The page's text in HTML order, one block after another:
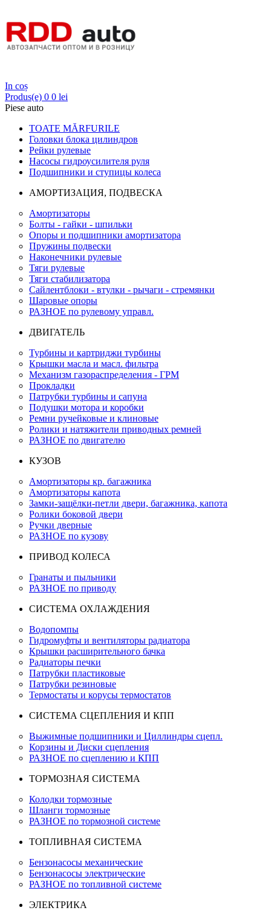
In coș
Produs(e) 0 0 lei
Piese auto
TOATE MĂRFURILE
Головки блока цилиндров
Рейки рулевые
Насосы гидроусилителя руля
Подшипники и ступицы колеса
АМОРТИЗАЦИЯ, ПОДВЕСКА
Амортизаторы
Болты - гайки - шпильки
Опоры и подшипники амортизатора
Пружины подвески
Наконечники рулевые
Тяги рулевые
Тяги стабилизатора
Сайлентблоки - втулки - рычаги - стремянки
Шаровые опоры
РАЗНОЕ по рулевому управл.
ДВИГАТЕЛЬ
Турбины и картриджи турбины
Крышки масла и масл. фильтра
Механизм газораспределения - ГРМ
Прокладки
Патрубки турбины и сапуна
Подушки мотора и коробки
Ремни ручейковые и клиновые
Ролики и натяжители приводных ремней
РАЗНОЕ по двигателю
КУЗОВ
Амортизаторы кр. багажника
Амортизаторы капота
Замки-защёлки-петли двери, багажника, капота
Ролики боковой двери
Ручки дверные
РАЗНОЕ по кузову
ПРИВОД КОЛЕСА
Гранаты и пыльники
РАЗНОЕ по приводу
СИСТЕМА ОХЛАЖДЕНИЯ
Водопомпы
Гидромуфты и вентиляторы радиатора
Крышки расширительного бачка
Радиаторы печки
Патрубки пластиковые
Патрубки резиновые
Термостаты и корусы термостатов
СИСТЕМА СЦЕПЛЕНИЯ И КПП
Выжимные подшипники и Циллиндры сцепл.
Корзины и Диски сцепления
РАЗНОЕ по сцеплению и КПП
ТОРМОЗНАЯ СИСТЕМА
Колодки тормозные
Шланги тормозные
РАЗНОЕ по тормозной системе
ТОПЛИВНАЯ СИСТЕМА
Бензонасосы механические
Бензонасосы электрические
РАЗНОЕ по топливной системе
ЭЛЕКТРИКА